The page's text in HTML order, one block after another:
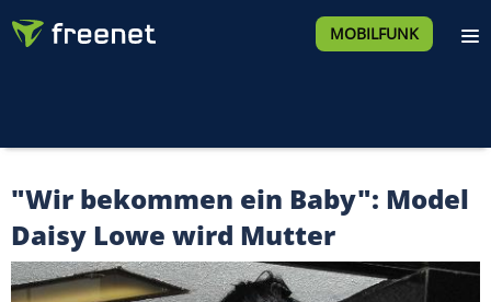
MOBILFUNK
"Wir bekommen ein Baby": Model
Daisy Lowe wird Mutter